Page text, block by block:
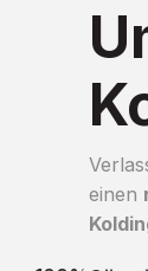
einen